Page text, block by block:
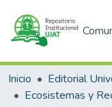
Inicio Editorial